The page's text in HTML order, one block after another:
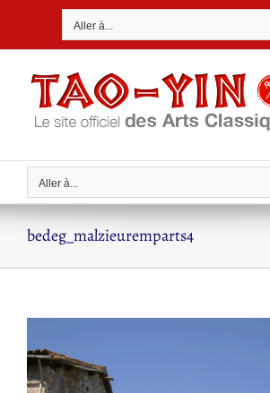
Aller à...
Aller à...
bedeg_malzieuremparts4